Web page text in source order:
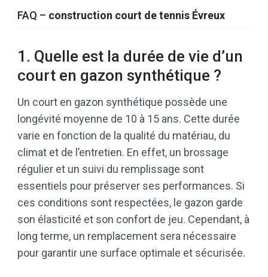
FAQ – construction court de tennis Évreux
1. Quelle est la durée de vie d’un
court en gazon synthétique ?
Un court en gazon synthétique possède une
longévité moyenne de 10 à 15 ans. Cette durée
varie en fonction de la qualité du matériau, du
climat et de l’entretien. En effet, un brossage
régulier et un suivi du remplissage sont
essentiels pour préserver ses performances. Si
ces conditions sont respectées, le gazon garde
son élasticité et son confort de jeu. Cependant, à
long terme, un remplacement sera nécessaire
pour garantir une surface optimale et sécurisée.